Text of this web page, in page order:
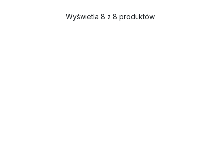
Wyświetla 8 z 8 produktów